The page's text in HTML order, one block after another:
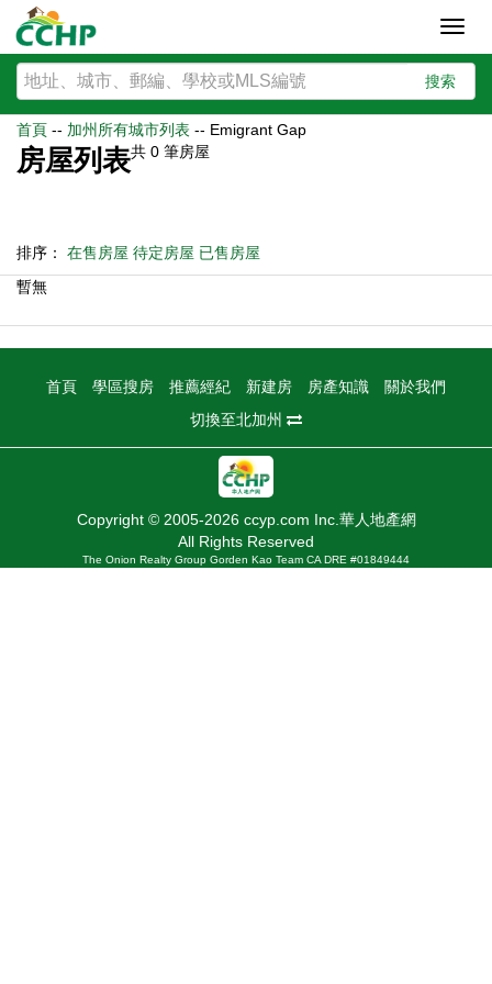
搜索
首頁 -- 加州所有城市列表 -- Emigrant Gap
房屋列表共 0 筆房屋
排序： 在售房屋 待定房屋 已售房屋
暫無
首頁 學區搜房 推薦經紀 新建房 房產知識
關於我們
切換至北加州
Copyright © 2005-2026 ccyp.com Inc.華人地產網
All Rights Reserved
The Onion Realty Group Gorden Kao Team CA DRE #01849444